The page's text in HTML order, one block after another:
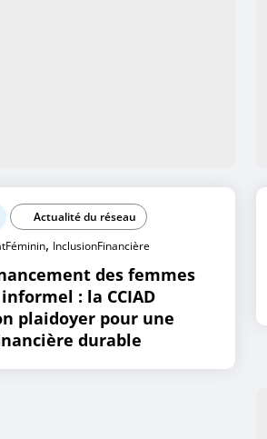
Actualité du réseau
, InclusionFinancière
des femmes
: la CCIAD
plaidoyer pour une
durable